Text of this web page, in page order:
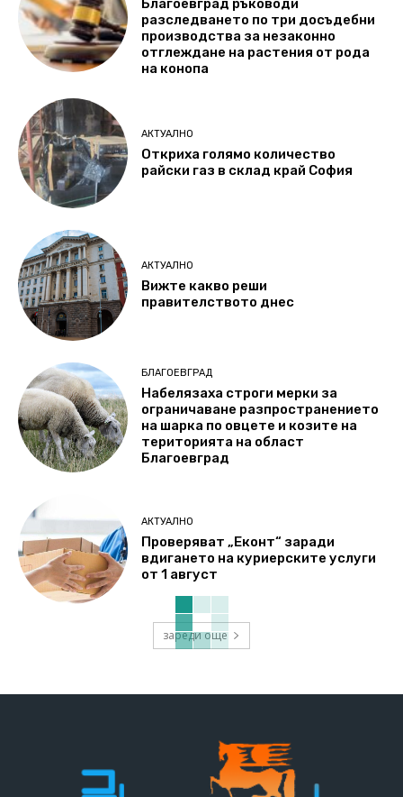
Благоевград ръководи
разследването по три досъдебни
производства за незаконно
отглеждане на растения от рода
на конопа
АКТУАЛНО
Откриха голямо количество
райски газ в склад край София
АКТУАЛНО
Вижте какво реши
правителството днес
БЛАГОЕВГРАД
Набелязаха строги мерки за
ограничаване разпространението
на шарка по овцете и козите на
територията на област
Благоевград
АКТУАЛНО
Проверяват „Еконт“ заради
вдигането на куриерските услуги
от 1 август
зареди още